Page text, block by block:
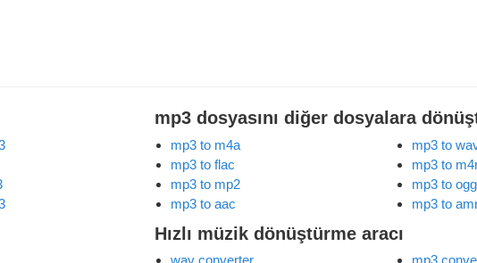
mp3 dosyasını diğer dosyalara
mp3 to m4a
mp3 to flac
mp3 to mp2
mp3 to aac
mp3 to
mp3 to
mp3 to ogg
mp3 to
Hızlı müzik dönüştürme aracı